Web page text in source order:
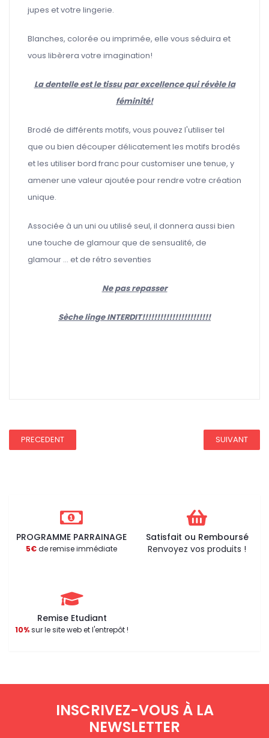
jupes et votre lingerie.
Blanches, colorée ou imprimée, elle vous séduira et
vous libèrera votre imagination!
La dentelle est le tissu par excellence qui révèle la
féminité!
Brodé de différents motifs, vous pouvez l'utiliser tel
que ou bien découper délicatement les motifs brodés
et les utiliser bord franc pour customiser une tenue, y
amener une valeur ajoutée pour rendre votre création
unique.
Associée à un uni ou utilisé seul, il donnera aussi bien
une touche de glamour que de sensualité, de
glamour ... et de rétro seventies
Ne pas repasser
Sèche linge INTERDIT!!!!!!!!!!!!!!!!!!!!!!!
PRECEDENT SUIVANT
PROGRAMME PARRAINAGE
5€de remise immédiate
Satisfait ou Remboursé
Renvoyez vos produits !
Remise Etudiant
10%sur le site web et l'entrepôt !
INSCRIVEZ-VOUS À LA
NEWSLETTER